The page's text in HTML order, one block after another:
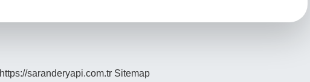
https://saranderyapi.com.tr Sitemap